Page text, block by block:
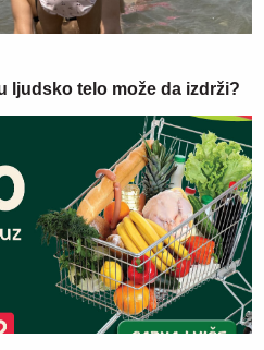
ljudsko telo može da izdrži?